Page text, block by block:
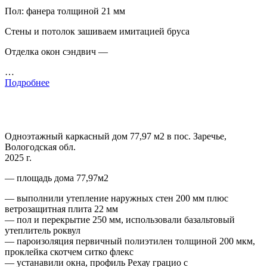
Пол: фанера толщиной 21 мм
Стены и потолок зашиваем имитацией бруса
Отделка окон сэндвич —
…
Подробнее
Одноэтажный каркасный дом 77,97 м2 в пос. Заречье,
Вологодская обл.
2025 г.
— площадь дома 77,97м2
— выполнили утепление наружных стен 200 мм плюс
ветрозащитная плита 22 мм
— пол и перекрытие 250 мм, использовали базальтовый
утеплитель роквул
— пароизоляция первичный полиэтилен толщиной 200 мкм,
проклейка скотчем ситко флекс
— устанавили окна, профиль Рехау грацио с